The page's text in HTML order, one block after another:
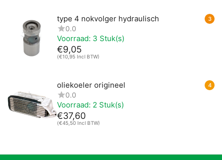
3
type 4 nokvolger hydraulisch
0.0
Voorraad: 3 Stuk(s)
€9,05
(€10,95 Incl BTW)
4
oliekoeler origineel
0.0
Voorraad: 2 Stuk(s)
€37,60
(€45,50 Incl BTW)